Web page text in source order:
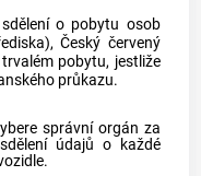
o pobytu osob
Český červený
pobytu, jestliže
průkazu.
správní orgán za
údajů o každé